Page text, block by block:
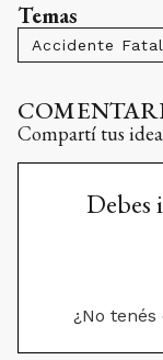
Temas
Accidente Fatal
Compartí tus
Debes
¿No